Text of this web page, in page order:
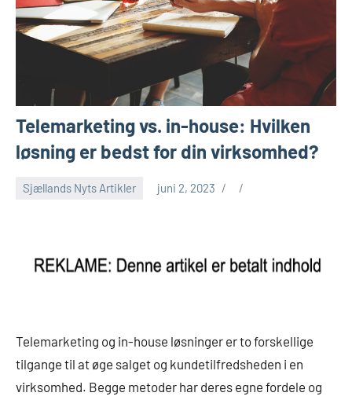
Telemarketing vs. in-house: Hvilken
løsning er bedst for din virksomhed?
Sjællands Nyts Artikler juni 2, 2023
Telemarketing og in-house løsninger er to forskellige
tilgange til at øge salget og kundetilfredsheden i en
virksomhed. Begge metoder har deres egne fordele og